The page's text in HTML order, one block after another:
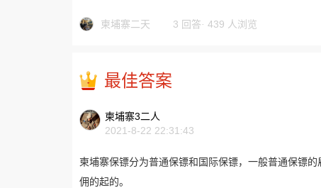
柬埔寨二天 3 回答· 439 人浏览
最佳答案
柬埔寨3二人
2021-8-22 22:31:43
柬埔寨保镖分为普通保镖和国际保镖，一般普通保镖
佣的起的。